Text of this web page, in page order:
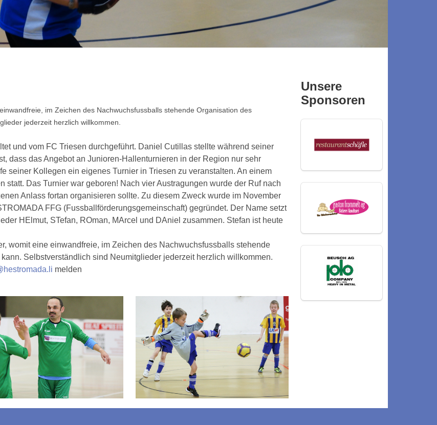
im Zeichen des Nachwuchsfussballs stehende Organisation des
jederzeit herzlich willkommen.
und vom FC Triesen durchgeführt. Daniel Cutillas stellte während seiner
dass das Angebot an Junioren-Hallenturnieren in der Region nur sehr
seiner Kollegen ein eigenes Turnier in Triesen zu veranstalten. An einem
statt. Das Turnier war geboren! Nach vier Austragungen wurde der Ruf nach
Anlass fortan organisieren sollte. Zu diesem Zweck wurde im November
FFG (Fussballförderungsgemeinschaft) gegründet. Der Name setzt
HElmut, STefan, ROman, MArcel und DAniel zusammen. Stefan ist heute
womit eine einwandfreie, im Zeichen des Nachwuchsfussballs stehende
Selbstverständlich sind Neumitglieder jederzeit herzlich willkommen.
hestromada.li melden
Unsere
Sponsoren